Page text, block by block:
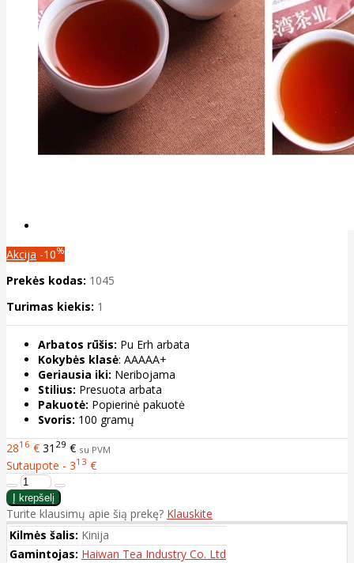
Akcija -10%
Prekės kodas: 1045
Turimas kiekis: 1
Arbatos rūšis: Pu Erh arbata
Kokybės klasė: AAAAA+
Geriausia iki: Neribojama
Stilius: Presuota arbata
Pakuotė: Popierinė pakuotė
Svoris: 100 gramų
2816 € 31 29 € su PVM
Sutaupote - 313 €
Turite klausimų apie šią prekę? Klauskite
Kilmės šalis: Kinija
Gamintojas: Haiwan Tea Industry Co. Ltd